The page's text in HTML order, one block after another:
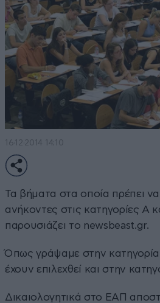
16·12·2014 14:10
Τα βήματα στα οποία πρέπει
ανήκοντες στις κατηγορίες Α
παρουσιάζει το newsbeast.gr.
Όπως γράψαμε στην
έχουν επιλεχθεί και στην
Δικαιολογητικά στο ΕΑΠ